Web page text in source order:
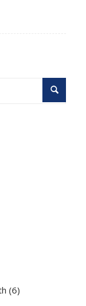
(6)